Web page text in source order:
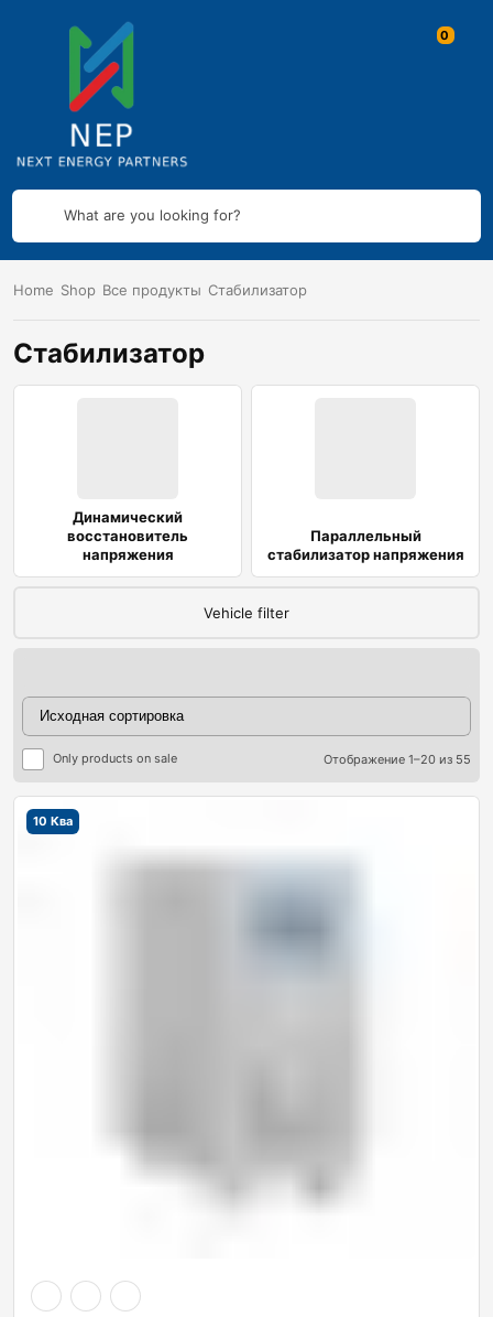
What are you looking for?
Home Shop Все продукты Стабилизатор
Стабилизатор
Динамический
восстановитель
напряжения
Параллельный
стабилизатор напряжения
Vehicle filter
Only products on sale Отображение 1–20 из 55
10 Ква